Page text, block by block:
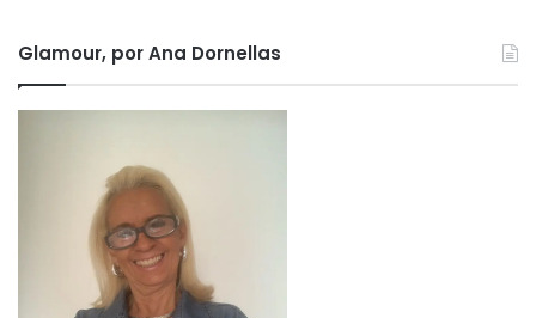
Glamour, por Ana Dornellas